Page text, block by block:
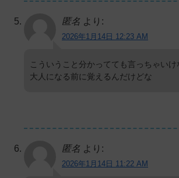
匿名 より:
2026年1月14日 12:23 AM
こういうこと分かってても言っちゃいけ
大人になる前に覚えるんだけどな
匿名 より:
2026年1月14日 11:22 AM